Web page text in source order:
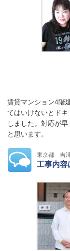
賃貸マンション4階
てはいけないとド
しました。対応が
と思います。
東京都 吉
工事内容